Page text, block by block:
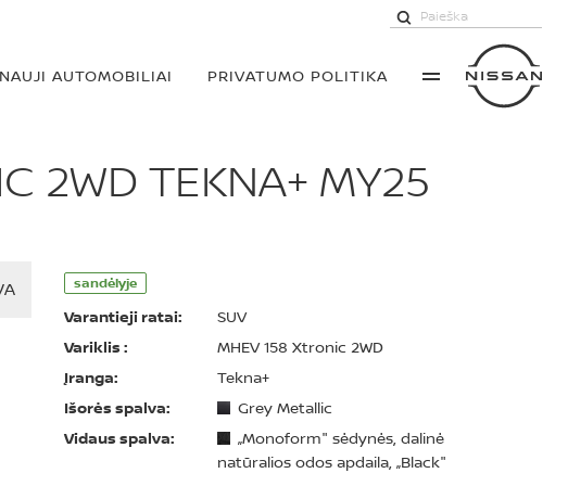
NAUJI AUTOMOBILIAI PRIVATUMO POLITIKA
2WD TEKNA+ MY25
sandėlyje
Varantieji ratai:
SUV
Variklis :
MHEV 158 Xtronic 2WD
Įranga:
Tekna+
Išorės spalva:
Grey Metallic
Vidaus spalva:
„Monoform" sėdynės, dalinė
natūralios odos apdaila, „Black"